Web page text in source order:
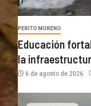
PERITO MORENO
Educación
la
6 de agosto de 2026